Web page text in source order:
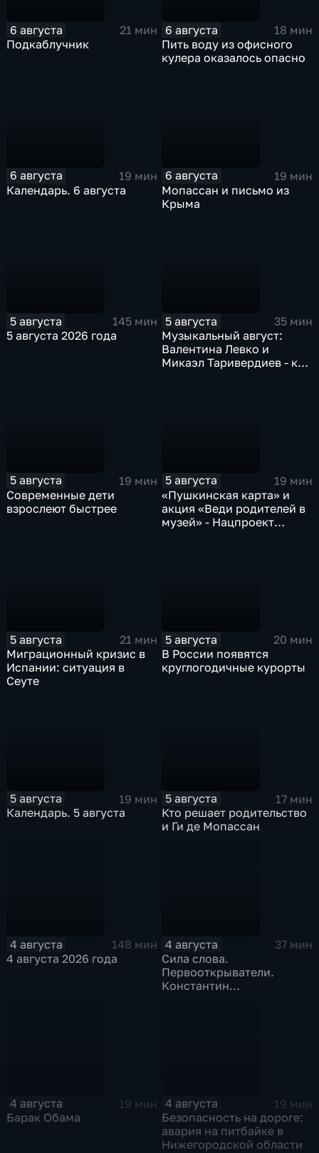
6 августа
21 мин
Подкаблучник
6 августа
18 мин
Пить воду из офисного
кулера оказалось опасно
6 августа
19 мин
Календарь. 6 августа
6 августа
19 мин
Мопассан и письмо из
Крыма
5 августа
145 мин
5 августа 2026 года
5 августа
35 мин
Музыкальный август:
Валентина Левко и
Микаэл Таривердиев - как
5 августа
19 мин
Современные дети
взрослеют быстрее
5 августа
19 мин
«Пушкинская карта» и
акция «Веди родителей в
музей» - Нацпроект
5 августа
21 мин
Миграционный кризис в
Испании: ситуация в
Сеуте
5 августа
20 мин
В России появятся
круглогодичные курорты
5 августа
19 мин
Календарь. 5 августа
5 августа
17 мин
Кто решает родительство
и Ги де Мопассан
4 августа
148 мин
4 августа 2026 года
4 августа
37 мин
Сила слова.
Первооткрыватели.
Константин
4 августа
19 мин
Барак Обама
4 августа
19 мин
Безопасность на дороге:
авария на питбайке в
Нижегородской области